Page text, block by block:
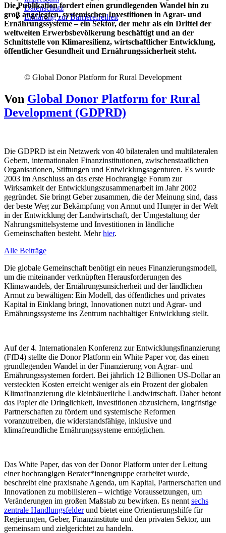
Datenschutz
Erklärung zur Barrierefreiheit
Die Publikation fordert einen grundlegenden Wandel hin zu
groß angelegten, systemischen Investitionen in Agrar- und
Ernährungssysteme – ein Sektor, der mehr als ein Drittel der
weltweiten Erwerbsbevölkerung beschäftigt und an der
Schnittstelle von Klimaresilienz, wirtschaftlicher Entwicklung,
öffentlicher Gesundheit und Ernährungssicherheit steht.
© Global Donor Platform for Rural Development
Von Global Donor Platform for Rural
Development (GDPRD)
Die GDPRD ist ein Netzwerk von 40 bilateralen und multilateralen
Gebern, internationalen Finanzinstitutionen, zwischenstaatlichen
Organisationen, Stiftungen und Entwicklungsagenturen. Es wurde
2003 im Anschluss an das erste Hochrangige Forum zur
Wirksamkeit der Entwicklungszusammenarbeit im Jahr 2002
gegründet. Sie bringt Geber zusammen, die der Meinung sind, dass
der beste Weg zur Bekämpfung von Armut und Hunger in der Welt
in der Entwicklung der Landwirtschaft, der Umgestaltung der
Nahrungsmittelsysteme und Investitionen in ländliche
Gemeinschaften besteht. Mehrhier.
Alle Beiträge
Die globale Gemeinschaft benötigt ein neues Finanzierungsmodell,
um die miteinander verknüpften Herausforderungen des
Klimawandels, der Ernährungsunsicherheit und der ländlichen
Armut zu bewältigen: Ein Modell, das öffentliches und privates
Kapital in Einklang bringt, Innovationen nutzt und Agrar- und
Ernährungssysteme ins Zentrum nachhaltiger Entwicklung stellt.
Auf der 4. Internationalen Konferenz zur Entwicklungsfinanzierung
(FfD4) stellte die Donor Platform ein White Paper vor, das einen
grundlegenden Wandel in der Finanzierung von Agrar- und
Ernährungssystemen fordert. Bei jährlich 12 Billionen US-Dollar an
versteckten Kosten erreicht weniger als ein Prozent der globalen
Klimafinanzierung die kleinbäuerliche Landwirtschaft. Daher betont
das Papier die Dringlichkeit, Investitionen abzusichern, langfristige
Partnerschaften zu fördern und systemische Reformen
voranzutreiben, die widerstandsfähige, inklusive und
klimafreundliche Ernährungssysteme ermöglichen.
Das White Paper, das von der Donor Platform unter der Leitung
einer hochrangigen Berater*innengruppe erarbeitet wurde,
beschreibt eine praxisnahe Agenda, um Kapital, Partnerschaften und
Innovationen zu mobilisieren – wichtige Voraussetzungen, um
Veränderungen im großen Maßstab zu bewirken. Es nennt sechs
zentrale Handlungsfelderund bietet eine Orientierungshilfe für
Regierungen, Geber, Finanzinstitute und den privaten Sektor, um
gemeinsam und zielgerichtet zu handeln.